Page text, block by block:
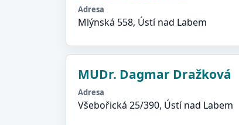
Adresa
Mlýnská 558, Ústí nad Labem
MUDr. Dagmar Dražková
Adresa
Všebořická 25/390, Ústí nad Labem